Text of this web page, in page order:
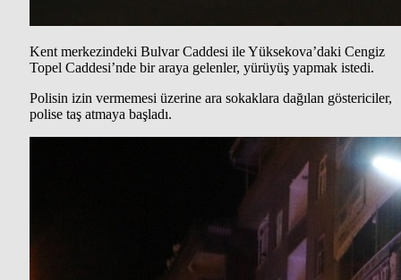
Kent merkezindeki Bulvar Caddesi ile Yüksekova’daki Cengiz
Topel Caddesi’nde bir araya gelenler, yürüyüş yapmak istedi.
Polisin izin vermemesi üzerine ara sokaklara dağılan göstericiler,
polise taş atmaya başladı.